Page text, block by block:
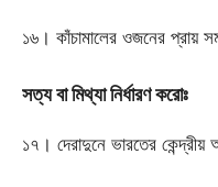
১৬। কাঁচামালের ওজনের প্রায়
সত্য বা মিথ্যা নির্ধারণ করোঃ
১৭। দেরাদুনে ভারতের